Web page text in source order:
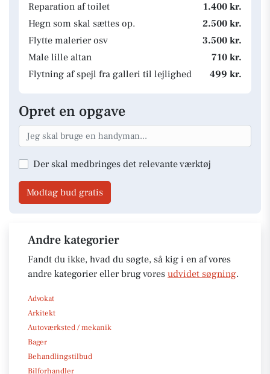
Reparation af toilet
1.400 kr.
Hegn som skal sættes op.
2.500 kr.
Flytte malerier osv
3.500 kr.
Male lille altan
710 kr.
Flytning af spejl fra galleri til lejlighed
499 kr.
Opret en opgave
Der skal medbringes det relevante værktøj
Modtag bud gratis
Andre kategorier
Fandt du ikke, hvad du søgte, så kig i en af vores
andre kategorier eller brug vores udvidet søgning.
Advokat
Arkitekt
Autoværksted / mekanik
Bager
Behandlingstilbud
Bilforhandler